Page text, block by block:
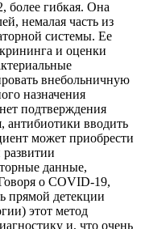
более гибкая. Она
немалая часть из
системы. Ее
и оценки
внебольничную
назначения
подтверждения
антибиотики вводить
может приобрести
данные,
о COVID-19,
прямой детекции
этот метод
и, что очень